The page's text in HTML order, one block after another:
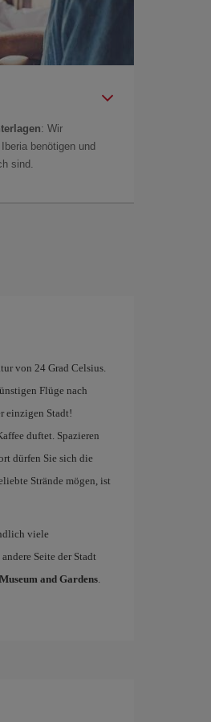
: Wir
benötigen und
sind.
von 24 Grad Celsius.
Flüge nach
einzigen Stadt!
duftet. Spazieren
dürfen Sie sich die
Strände mögen, ist
viele
Seite der Stadt
and Gardens.